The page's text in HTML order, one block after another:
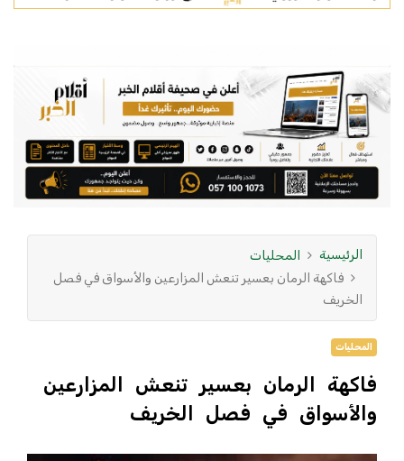
الرئيسية
المحليات
فاكهة الرمان بعسير تنعش المزارعين والأسواق في فصل
الخريف
المحليات
فاكهة الرمان بعسير تنعش المزارعين
والأسواق في فصل الخريف